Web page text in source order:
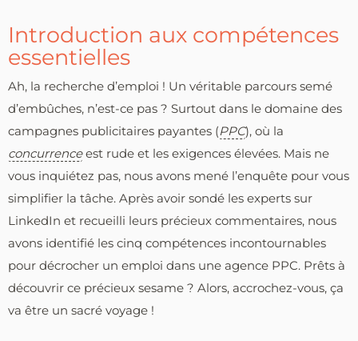
Introduction aux compétences
essentielles
Ah, la recherche d’emploi ! Un véritable parcours semé
d’embûches, n’est-ce pas ? Surtout dans le domaine des
campagnes publicitaires payantes (PPC), où la
concurrenceest rude et les exigences élevées. Mais ne
vous inquiétez pas, nous avons mené l’enquête pour vous
simplifier la tâche. Après avoir sondé les experts sur
LinkedIn et recueilli leurs précieux commentaires, nous
avons identifié les cinq compétences incontournables
pour décrocher un emploi dans une agence PPC. Prêts à
découvrir ce précieux sesame ? Alors, accrochez-vous, ça
va être un sacré voyage !